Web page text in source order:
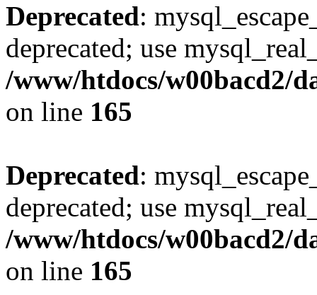
Deprecated:
deprecated; use
/www/htdocs/w00bacd2/
on line 165
Deprecated:
deprecated; use
/www/htdocs/w00bacd2/
on line 165